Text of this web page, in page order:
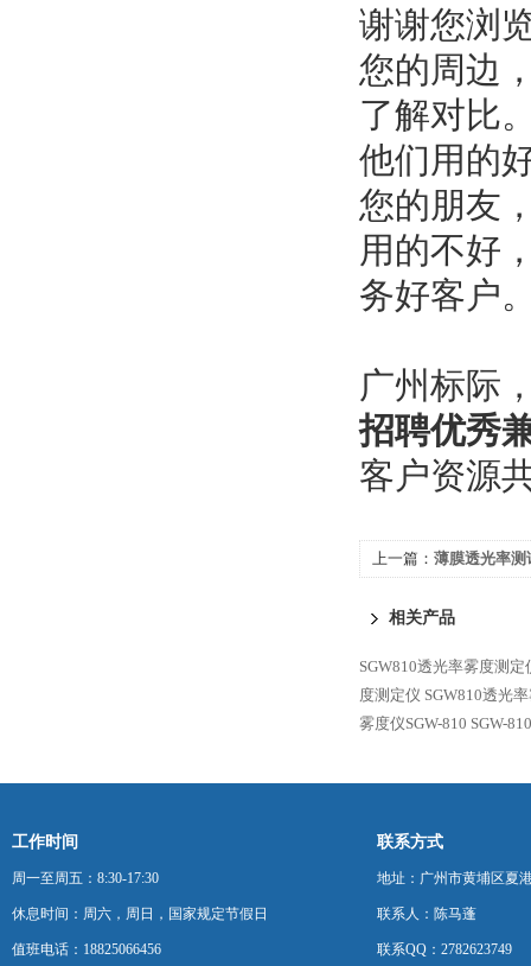
谢谢您浏
您的周边
了解对比
他们用的
您的朋友
用的不好
务好客户
广州标际
招聘优秀
客户资源
上一篇： 薄膜透光率测
相关产品
SGW810透光率雾度测定
度测定仪 SGW810透光
雾度仪SGW-810 SGW-
工作时间
周一至周五：8:30-17:30
休息时间：周六，周日，国家规定节假日
值班电话：18825066456
联系方式
地址：广州市黄埔区夏
联系人：陈马蓬
联系QQ：2782623749